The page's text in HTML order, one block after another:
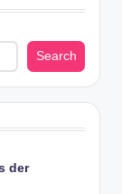
Search
der